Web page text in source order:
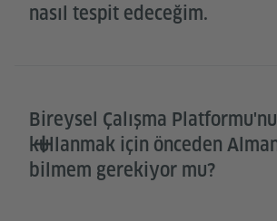
nasıl tespit edeceğim.
Bireysel Çalışma Platformu'nu
kullanmak için önceden
bilmem gerekiyor mu?